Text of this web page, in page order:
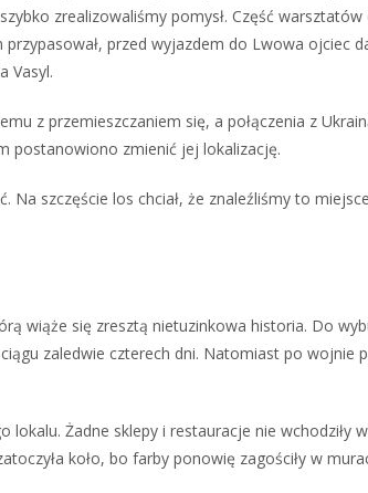
zrealizowaliśmy pomysł. Część warsztatów
przed wyjazdem do Lwowa ojciec
Vasyl.
z przemieszczaniem się, a połączenia z
postanowiono zmienić jej lokalizację.
Na szczęście los chciał, że znaleźliśmy to
wiąże się zresztą nietuzinkowa historia. Do
zaledwie czterech dni. Natomiast po wojnie
Żadne sklepy i restauracje nie wchodziły
koło, bo farby ponowię zagościły w